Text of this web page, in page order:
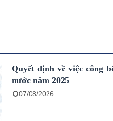
Quyết định về việc công
nước năm 2025
07/08/2026